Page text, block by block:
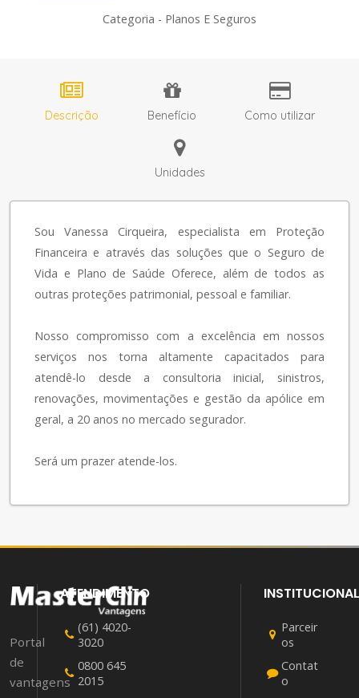
Categoria - Planos E Seguros
Descrição Benefício Como utilizar
Unidades
Sou Vanessa Cirqueira, especialista em Proteção
Financeira e através das soluções que o Seguro de
Vida e Plano de Saúde Oferece, além de todos as
outras proteções patrimonial, pessoal e familiar.
Nosso compromisso com a excelência em nossos
serviços nos torna altamente capacitados para
atendê-lo desde a consultoria inicial, sinistros,
renovações, movimentações e gestão da apólice em
geral, a 20 anos no mercado segurador.
Será um prazer atende-los.
Portal
de
vantagens
ATENDIMENTO
(61) 4020-
3020
0800 645
2015
INSTITUCIONAL
Parceir
os
Contat
o